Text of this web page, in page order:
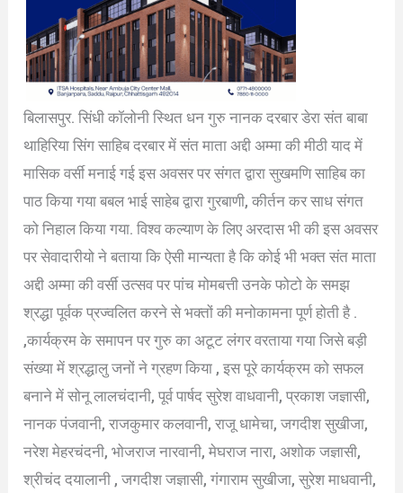
बिलासपुर. सिंधी कॉलोनी स्थित धन गुरु नानक दरबार डेरा संत बाबा
थाहिरिया सिंग साहिब दरबार में संत माता अद्दी अम्मा की मीठी याद में
मासिक वर्सी मनाई गई इस अवसर पर संगत द्वारा सुखमणि साहिब का
पाठ किया गया बबल भाई साहेब द्वारा गुरबाणी, कीर्तन कर साध संगत
को निहाल किया गया. विश्व कल्याण के लिए अरदास भी की इस अवसर
पर सेवादारीयो ने बताया कि ऐसी मान्यता है कि कोई भी भक्त संत माता
अद्दी अम्मा की वर्सी उत्सव पर पांच मोमबत्ती उनके फोटो के समझ
श्रद्धा पूर्वक प्रज्वलित करने से भक्तों की मनोकामना पूर्ण होती है .
,कार्यक्रम के समापन पर गुरु का अटूट लंगर वरताया गया जिसे बड़ी
संख्या में श्रद्धालु जनों ने ग्रहण किया , इस पूरे कार्यक्रम को सफल
बनाने में सोनू लालचंदानी, पूर्व पार्षद सुरेश वाधवानी, प्रकाश जज्ञासी,
नानक पंजवानी, राजकुमार कलवानी, राजू धामेचा, जगदीश सुखीजा,
नरेश मेहरचंदनी, भोजराज नारवानी, मेघराज नारा, अशोक जज्ञासी,
श्रीचंद दयालानी , जगदीश जज्ञासी, गंगाराम सुखीजा, सुरेश माधवानी,